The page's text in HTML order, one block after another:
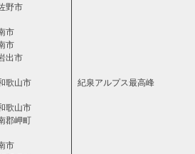
野市
市
市
出市
歌山市 紀泉アルプス最高峰
歌山市
郡岬町
市